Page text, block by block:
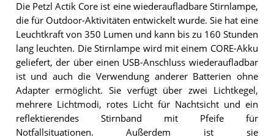
Die Petzl Actik Core ist eine wiederaufladbare Stirnlampe,
die für Outdoor-Aktivitäten entwickelt wurde. Sie hat eine
Leuchtkraft von 350 Lumen und kann bis zu 160 Stunden
lang leuchten. Die Stirnlampe wird mit einem CORE-Akku
geliefert, der über einen USB-Anschluss wiederaufladbar
ist und auch die Verwendung anderer Batterien ohne
Adapter ermöglicht. Sie verfügt über zwei Lichtkegel,
mehrere Lichtmodi, rotes Licht für Nachtsicht und ein
reflektierendes Stirnband mit Pfeife für
Notfallsituationen. Außerdem ist sie